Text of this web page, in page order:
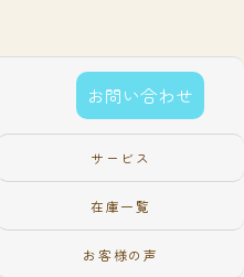
お問い合わせ
サービス
在庫一覧
お客様の声